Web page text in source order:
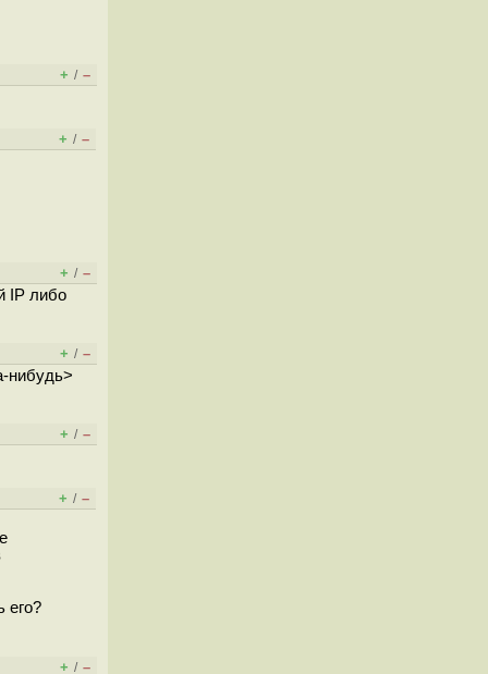
+ / –
+ / –
+ / –
IP либо
+ / –
нибудь>
+ / –
+ / –
его?
+ / –